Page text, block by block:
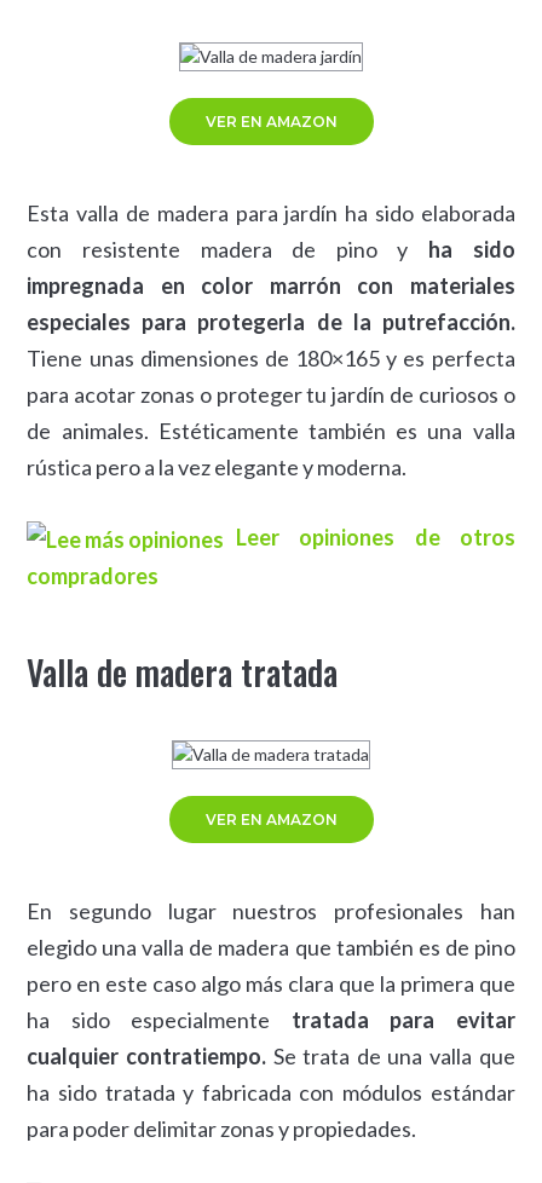
VER EN AMAZON
Esta valla de madera para jardín ha sido elaborada
con resistente madera de pino y ha sido
impregnada en color marrón con materiales
especiales para protegerla de la putrefacción.
Tiene unas dimensiones de 180×165 y es perfecta
para acotar zonas o proteger tu jardín de curiosos o
de animales. Estéticamente también es una valla
rústica pero a la vez elegante y moderna.
Leer opiniones de otros
compradores
Valla de madera tratada
VER EN AMAZON
En segundo lugar nuestros profesionales han
elegido una valla de madera que también es de pino
pero en este caso algo más clara que la primera que
ha sido especialmente tratada para evitar
cualquier contratiempo. Se trata de una valla que
ha sido tratada y fabricada con módulos estándar
para poder delimitar zonas y propiedades.